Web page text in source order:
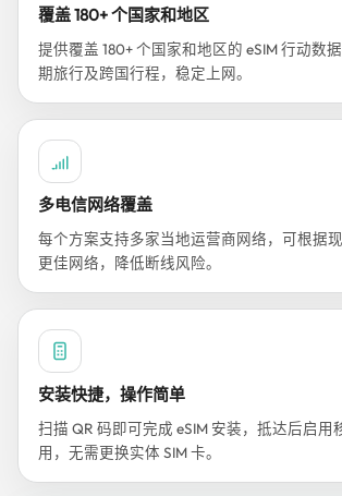
覆盖 180+ 个国家和地区
提供覆盖 180+ 个国家和地区的 eSIM 行动数
期旅行及跨国行程，稳定上网。
多电信网络覆盖
每个方案支持多家当地运营商网络，可根据
更佳网络，降低断线风险。
安装快捷，操作简单
扫描 QR 码即可完成 eSIM 安装，抵达后启用
用，无需更换实体 SIM 卡。